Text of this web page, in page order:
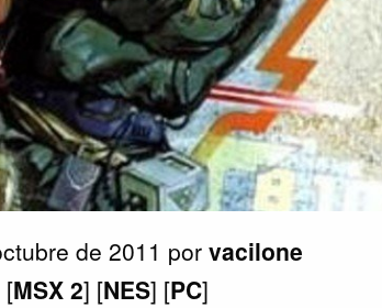
de 2011 porvacilone
[MSX 2] [NES] [PC]